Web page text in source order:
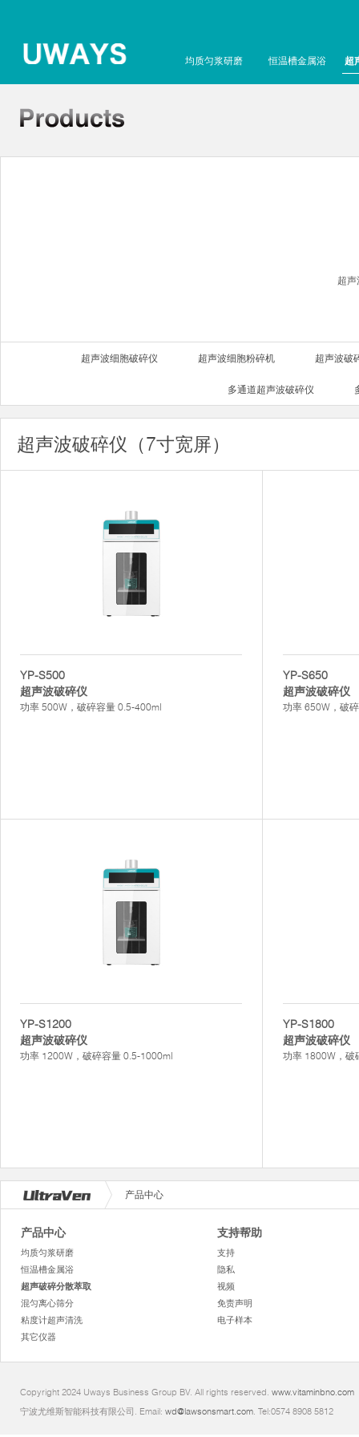
均质匀浆研磨 恒温槽金属浴 超
超
超声波细胞破碎仪 超声波细胞粉碎机 超声波破
多通道超声波破碎仪
超声波破碎仪（7寸宽屏）
YP-S500
超声波破碎仪
功率 500W，破碎容量 0.5-400ml
YP-S650
超声波破碎仪
功率 650W，破
YP-S1200
超声波破碎仪
功率 1200W，破碎容量 0.5-1000ml
YP-S1800
超声波破碎仪
功率 1800W，破
产品中心
产品中心
均质匀浆研磨
恒温槽金属浴
超声破碎分散萃取
混匀离心筛分
粘度计超声清洗
其它仪器
支持帮助
支持
隐私
视频
免责声明
电子样本
Copyright 2024 Uways Business Group BV. All rights reserved. www.vitaminbno.com
宁波尤维斯智能科技有限公司. Email: wd@lawsonsmart.com. Tel:0574 8908 5812